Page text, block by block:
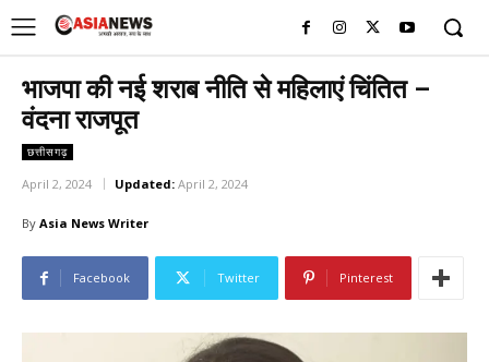
भाजपा की नई शराब नीति से महिलाएं चिंतित –
वंदना राजपूत
छत्तीसगढ़
April 2, 2024 Updated: April 2, 2024
By Asia News Writer
Facebook Twitter Pinterest